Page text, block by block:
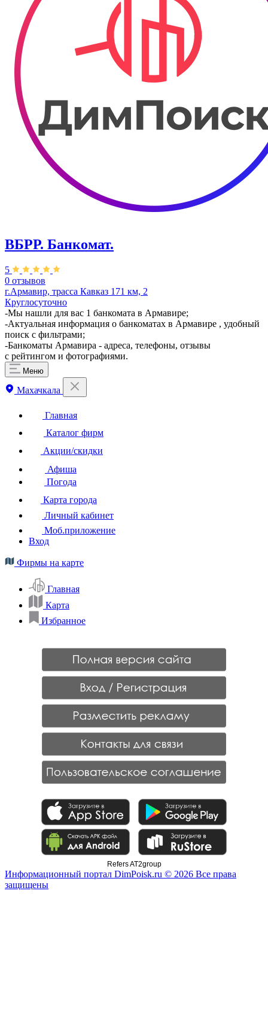
ВБРР. Банкомат.
5
0 отзывов
г.Армавир, трасса Кавказ 171 км, 2
Круглосуточно
-Мы нашли для вас 1 банкомата в Армавире;
-Актуальная информация о банкоматах в Армавире , удобный
поиск с фильтрами;
-Банкоматы Армавира - адреса, телефоны, отзывы
с рейтингом и фотографиями.
Меню
Махачкала
Главная
Каталог фирм
Акции/скидки
Афиша
Погода
Карта города
Личный кабинет
Моб.приложение
Вход
Фирмы на карте
Главная
Карта
Избранное
Refers AT2group
Информационный портал DimPoisk.ru © 2026 Все права
защищены